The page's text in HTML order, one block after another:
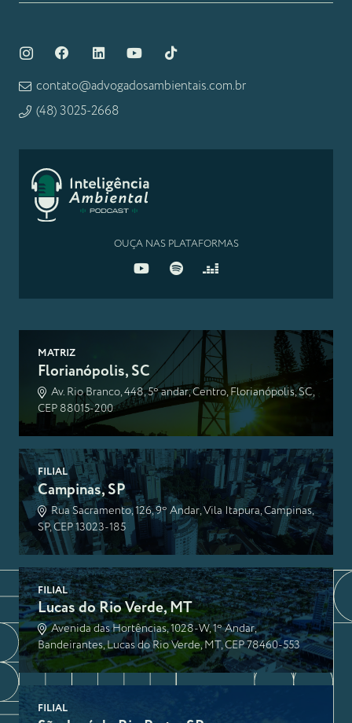
contato@advogadosambientais.com.br
(48) 3025-2668
OUÇA NAS PLATAFORMAS
MATRIZ
Florianópolis, SC
Av. Rio Branco, 448, 5º andar, Centro, Florianópolis, SC,
CEP 88015-200
FILIAL
Campinas, SP
Rua Sacramento, 126, 9º Andar, Vila Itapura, Campinas,
SP, CEP 13023-185
FILIAL
Lucas do Rio Verde, MT
Avenida das Hortências, 1028-W, 1º Andar,
Bandeirantes, Lucas do Rio Verde, MT, CEP 78460-553
FILIAL